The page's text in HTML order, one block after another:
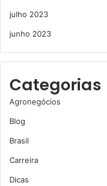
julho 2023
junho 2023
Categorias
Agronegócios
Blog
Brasil
Carreira
Dicas